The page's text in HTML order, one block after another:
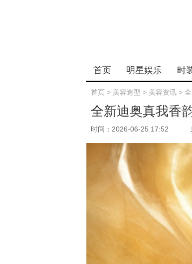
首页 明星娱乐 时
首页 > 美容造型 > 美容资讯 >
全新迪奥真我香
时间：2026-06-25 17:52